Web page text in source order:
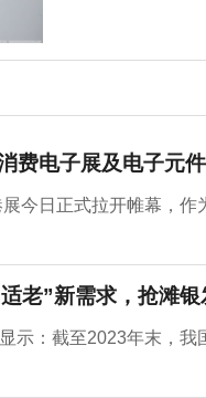
费电子展及电子元
今日正式拉开帷幕，作
老”新需求，抢滩
示：截至2023年末，我